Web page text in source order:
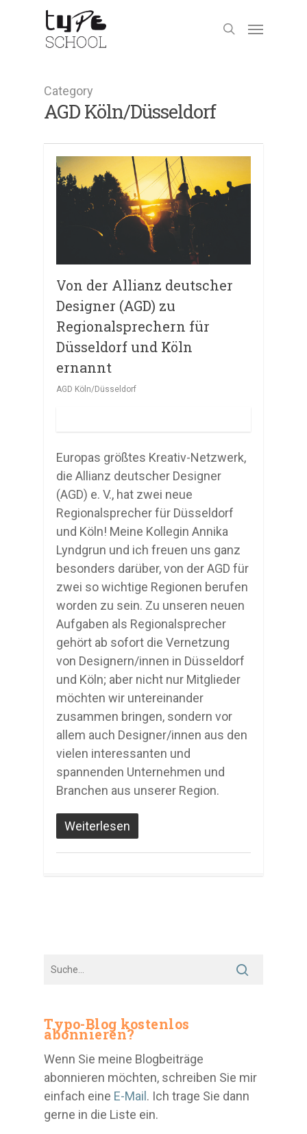
Category
AGD Köln/Düsseldorf
Von der Allianz deutscher
Designer (AGD) zu
Regionalsprechern für
Düsseldorf und Köln
ernannt
AGD Köln/Düsseldorf
Europas größtes Kreativ-Netzwerk,
die Allianz deutscher Designer
(AGD) e. V., hat zwei neue
Regionalsprecher für Düsseldorf
und Köln! Meine Kollegin Annika
Lyndgrun und ich freuen uns ganz
besonders darüber, von der AGD für
zwei so wichtige Regionen berufen
worden zu sein. Zu unseren neuen
Aufgaben als Regionalsprecher
gehört ab sofort die Vernetzung
von Designern/innen in Düsseldorf
und Köln; aber nicht nur Mitglieder
möchten wir untereinander
zusammen bringen, sondern vor
allem auch Designer/innen aus den
vielen interessanten und
spannenden Unternehmen und
Branchen aus unserer Region.
Weiterlesen
Typo-Blog kostenlos
abonnieren?
Wenn Sie meine Blogbeiträge
abonnieren möchten, schreiben Sie mir
einfach eine E-Mail. Ich trage Sie dann
gerne in die Liste ein.